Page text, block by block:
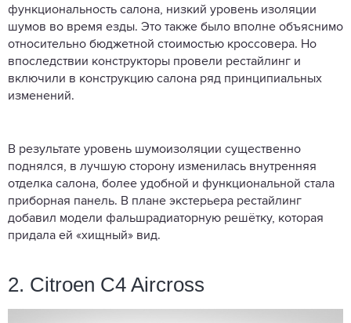
функциональность салона, низкий уровень изоляции
шумов во время езды. Это также было вполне объяснимо
относительно бюджетной стоимостью кроссовера. Но
впоследствии конструкторы провели рестайлинг и
включили в конструкцию салона ряд принципиальных
изменений.
В результате уровень шумоизоляции существенно
поднялся, в лучшую сторону изменилась внутренняя
отделка салона, более удобной и функциональной стала
приборная панель. В плане экстерьера рестайлинг
добавил модели фальшрадиаторную решётку, которая
придала ей «хищный» вид.
2. Citroen C4 Aircross